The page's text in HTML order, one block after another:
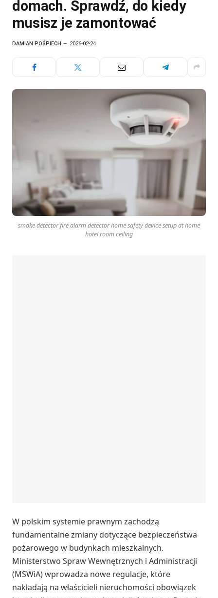
domach. Sprawdź, do kiedy
musisz je zamontować
DAMIAN POŚPIECH 2026-02-24
smoke detector fire alarm detector home safety device setup at home
hotel room ceiling
W polskim systemie prawnym zachodzą
fundamentalne zmiany dotyczące bezpieczeństwa
pożarowego w budynkach mieszkalnych.
Ministerstwo Spraw Wewnętrznych i Administracji
(MSWiA) wprowadza nowe regulacje, które
nakładają na właścicieli nieruchomości obowiązek